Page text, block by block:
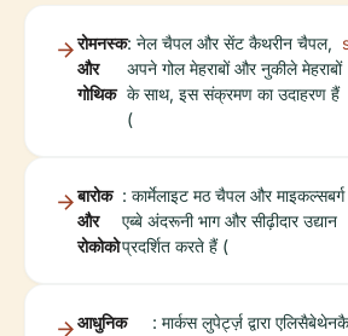
रोमनस्क
और
गोथिक
: नेल चैपल और सेंट कैथरीन चैपल,
अपने गोल मेहराबों और नुकीले मेहराबों
के साथ, इस संक्रमण का उदाहरण हैं
(
बारोक
और
रोकोको
: कार्मेलाइट मठ चैपल और माइकल्सबर्ग
एब्बे अंदरूनी भाग और सीढ़ीदार उद्यान
प्रदर्शित करते हैं (
आधुनिक
: मार्कस लुपेर्ट्ज़ द्वारा